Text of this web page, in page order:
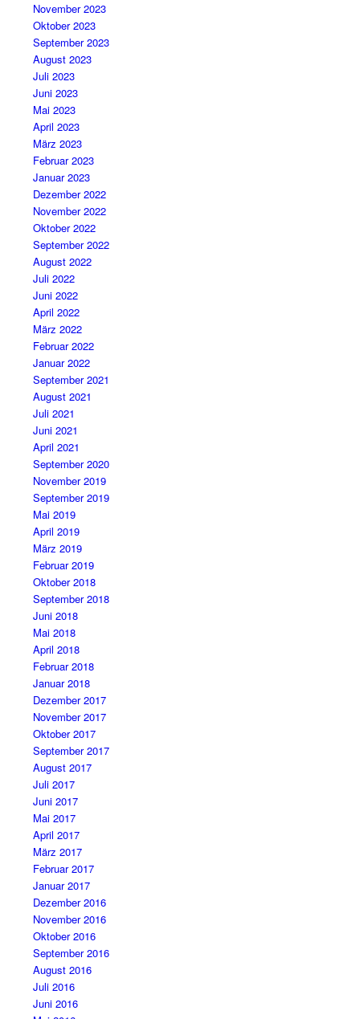
November 2023
Oktober 2023
September 2023
August 2023
Juli 2023
Juni 2023
Mai 2023
April 2023
März 2023
Februar 2023
Januar 2023
Dezember 2022
November 2022
Oktober 2022
September 2022
August 2022
Juli 2022
Juni 2022
April 2022
März 2022
Februar 2022
Januar 2022
September 2021
August 2021
Juli 2021
Juni 2021
April 2021
September 2020
November 2019
September 2019
Mai 2019
April 2019
März 2019
Februar 2019
Oktober 2018
September 2018
Juni 2018
Mai 2018
April 2018
Februar 2018
Januar 2018
Dezember 2017
November 2017
Oktober 2017
September 2017
August 2017
Juli 2017
Juni 2017
Mai 2017
April 2017
März 2017
Februar 2017
Januar 2017
Dezember 2016
November 2016
Oktober 2016
September 2016
August 2016
Juli 2016
Juni 2016